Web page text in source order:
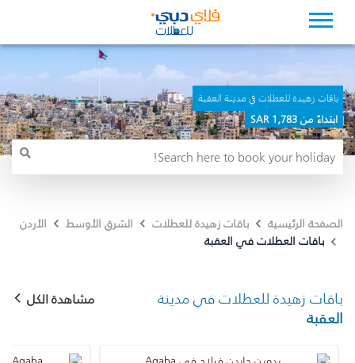
باقات زهيدة للعطلات في مدينة العقبة
ابتداءً من 1,783 SAR
الصفحة الرئيسية باقات زهيدة للعطلات الشرق الأوسط
الأردن
باقات العطلات في العقبة
باقات زهيدة للعطلات في مدينة
العقبة
مشاهدة الكل